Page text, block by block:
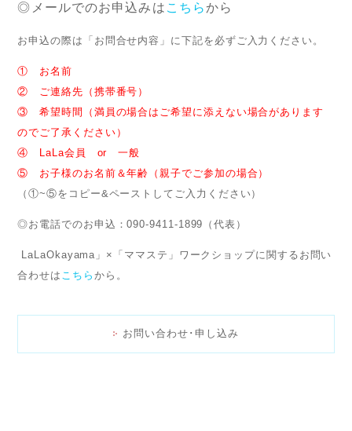
◎メールでのお申込みは こちらから
お申込の際は「お問合せ内容」に下記を必ずご入力ください。
① お名前
② ご連絡先（携帯番号）
③ 希望時間（満員の場合はご希望に添えない場合があります
のでご了承ください）
④ LaLa会員 or 一般
⑤ お子様のお名前＆年齢（親子でご参加の場合）
（①~⑤をコピー&ペーストしてご入力ください）
◎お電話でのお申込：090-9411-1899（代表）
LaLaOkayama」×「ママステ」ワークショップに関するお問い
合わせは こちら から。
お問い合わせ･申し込み